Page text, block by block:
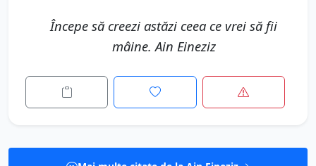
Începe să creezi astăzi ceea ce vrei să fii
mâine. Ain Eineziz